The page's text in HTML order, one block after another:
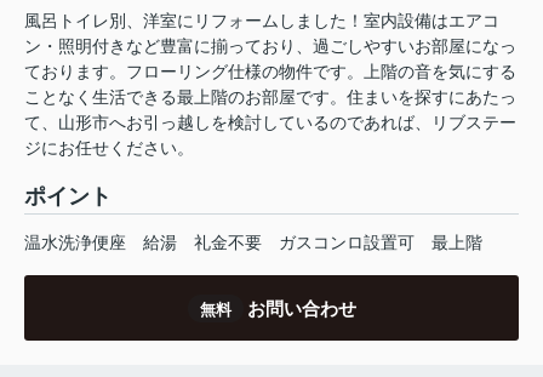
風呂トイレ別、洋室にリフォームしました！室内設備はエアコ
ン・照明付きなど豊富に揃っており、過ごしやすいお部屋になっ
ております。フローリング仕様の物件です。上階の音を気にする
ことなく生活できる最上階のお部屋です。住まいを探すにあたっ
て、山形市へお引っ越しを検討しているのであれば、リブステー
ジにお任せください。
ポイント
温水洗浄便座 給湯 礼金不要 ガスコンロ設置可 最上階
無料 お問い合わせ